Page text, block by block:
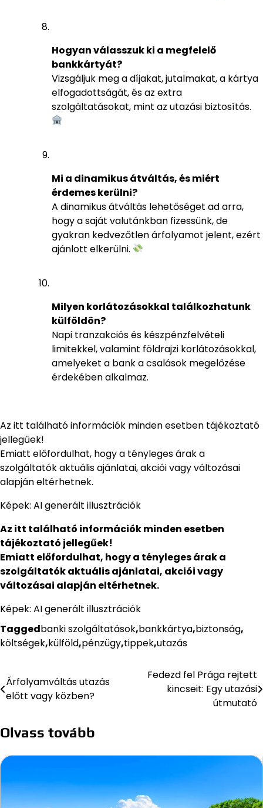
Hogyan válasszuk ki a megfelelő
bankkártyát?
Vizsgáljuk meg a díjakat, jutalmakat, a kártya
elfogadottságát, és az extra
szolgáltatásokat, mint az utazási biztosítás.
Mi a dinamikus átváltás, és miért
érdemes kerülni?
A dinamikus átváltás lehetőséget ad arra,
hogy a saját valutánkban fizessünk, de
gyakran kedvezőtlen árfolyamot jelent, ezért
ajánlott elkerülni.
Milyen korlátozásokkal találkozhatunk
külföldön?
Napi tranzakciós és készpénzfelvételi
limitekkel, valamint földrajzi korlátozásokkal,
amelyeket a bank a csalások megelőzése
érdekében alkalmaz.
Az itt található információk minden esetben tájékoztató
jellegűek!
Emiatt előfordulhat, hogy a tényleges árak a
szolgáltatók aktuális ajánlatai, akciói vagy változásai
alapján eltérhetnek.
Képek: AI generált illusztrációk
Az itt található információk minden esetben
tájékoztató jellegűek!
Emiatt előfordulhat, hogy a tényleges árak a
szolgáltatók aktuális ajánlatai, akciói vagy
változásai alapján eltérhetnek.
Képek: AI generált illusztrációk
Taggedbanki szolgáltatások,bankkártya,biztonság,
költségek,külföld,pénzügy,tippek,utazás
Bejegyzés
navigáció
Árfolyamváltás utazás
előtt vagy közben?
Fedezd fel Prága rejtett
kincseit: Egy utazási
útmutató
Olvass tovább